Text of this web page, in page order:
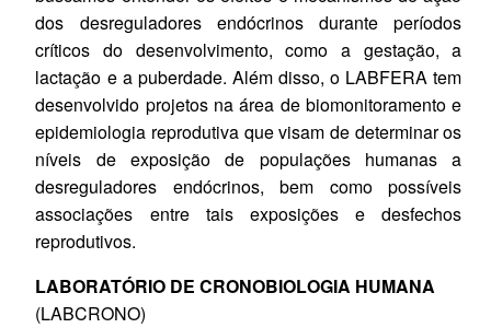
dos desreguladores endócrinos durante períodos
críticos do desenvolvimento, como a gestação, a
lactação e a puberdade. Além disso, o LABFERA tem
desenvolvido projetos na área de biomonitoramento e
epidemiologia reprodutiva que visam de determinar os
níveis de exposição de populações humanas a
desreguladores endócrinos, bem como possíveis
associações entre tais exposições e desfechos
reprodutivos.
LABORATÓRIO DE CRONOBIOLOGIA HUMANA
(LABCRONO)